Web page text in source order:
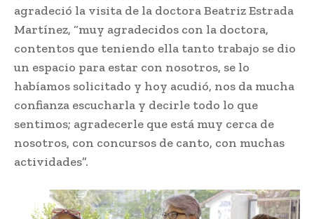
agradeció la visita de la doctora Beatriz Estrada
Martínez, “muy agradecidos con la doctora,
contentos que teniendo ella tanto trabajo se dio
un espacio para estar con nosotros, se lo
habíamos solicitado y hoy acudió, nos da mucha
confianza escucharla y decirle todo lo que
sentimos; agradecerle que está muy cerca de
nosotros, con concursos de canto, con muchas
actividades”.